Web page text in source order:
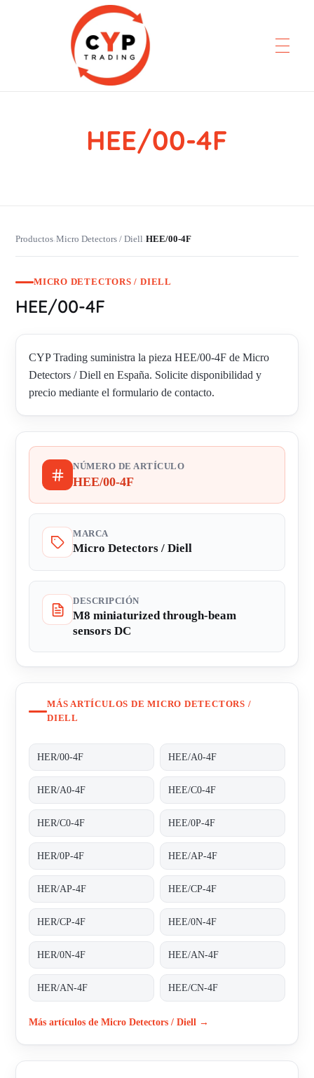
CYP Trading
HEE/00-4F
Productos›Micro Detectors / Diell›HEE/00-4F
MICRO DETECTORS / DIELL
HEE/00-4F
CYP Trading suministra la pieza HEE/00-4F de Micro
Detectors / Diell en España. Solicite disponibilidad y
precio mediante el formulario de contacto.
NÚMERO DE ARTÍCULO
HEE/00-4F
MARCA
Micro Detectors / Diell
DESCRIPCIÓN
M8 miniaturized through-beam
sensors DC
MÁS ARTÍCULOS DE MICRO DETECTORS /
DIELL
HER/00-4F HEE/A0-4F
HER/A0-4F HEE/C0-4F
HER/C0-4F HEE/0P-4F
HER/0P-4F HEE/AP-4F
HER/AP-4F HEE/CP-4F
HER/CP-4F HEE/0N-4F
HER/0N-4F HEE/AN-4F
HER/AN-4F HEE/CN-4F
Más artículos de Micro Detectors / Diell →